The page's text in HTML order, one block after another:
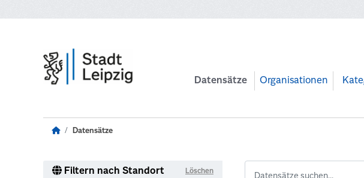
Datensätze Organisationen
Datensätze
Filtern nach Standort Löschen